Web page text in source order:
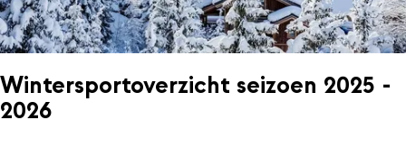
Wintersportoverzicht seizoen 2025 -
2026